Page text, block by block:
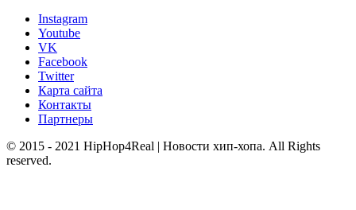
Instagram
Youtube
VK
Facebook
Twitter
Карта сайта
Контакты
Партнеры
© 2015 - 2021 HipHop4Real | Новости хип-хопа. All Rights
reserved.